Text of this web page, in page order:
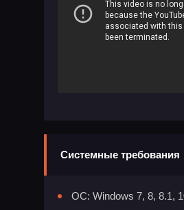
Системные требования
ОС: Windows 7, 8, 8.1,